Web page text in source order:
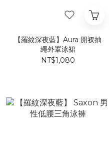
【羅紋深夜藍】Aura 開衩抽
繩外罩泳裙
NT$1,080